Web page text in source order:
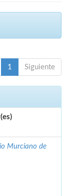
1 Siguiente
Murciano de